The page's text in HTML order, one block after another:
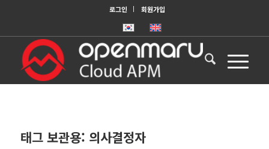
로그인 회원가입
태그 보관용: 의사결정자